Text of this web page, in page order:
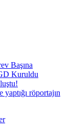
Başına
Kuruldu
röportajın